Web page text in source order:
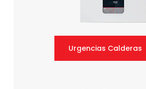
Urgencias Calderas